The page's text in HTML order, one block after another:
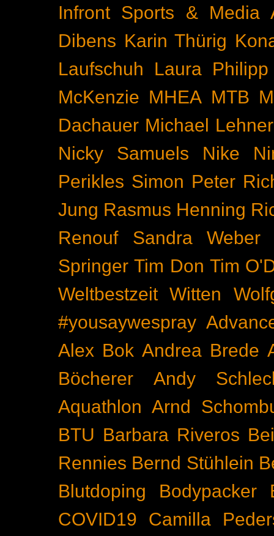
Infront Sports & Media
Dibens Karin Thürig
Laufschuh
Laura Philipp
McKenzie MHEA MTB
Dachauer Michael Lehner
Nicky Samuels
Nike
Perikles Simon Peter
Jung Rasmus Henning
Renouf
Sandra Weber
Springer Tim Don Tim
Weltbestzeit Witten
#yousaywespray
Alex Bok Andrea Brede
Böcherer
Andy
Aquathlon Arnd
BTU Barbara Riveros
Rennies Bernd Stühlein
Blutdoping
Bodypacker
COVID19
Camilla